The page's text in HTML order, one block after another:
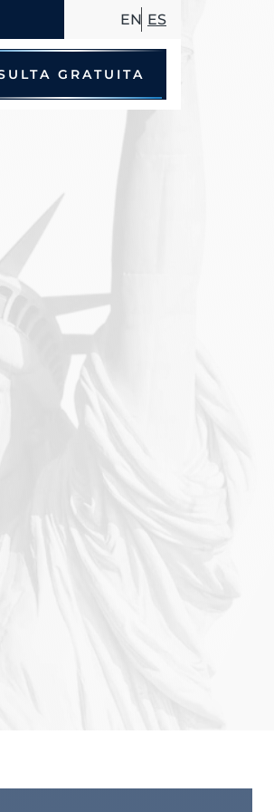
EN ES
en estado
compartidos
GRATUITA